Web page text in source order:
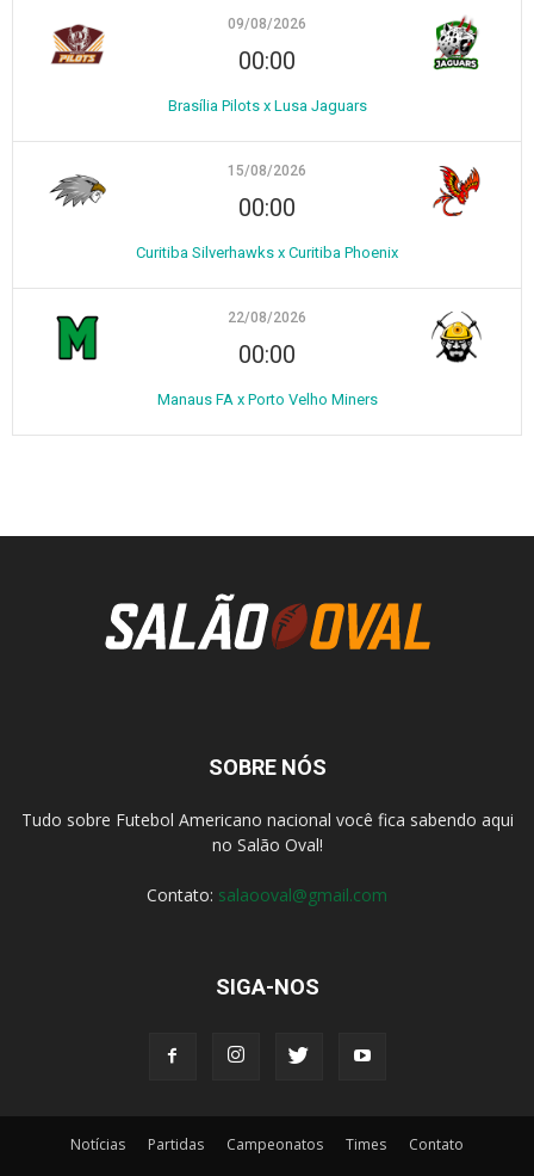
09/08/2026
00:00
Brasília Pilots x Lusa Jaguars
15/08/2026
00:00
Curitiba Silverhawks x Curitiba Phoenix
22/08/2026
00:00
Manaus FA x Porto Velho Miners
SOBRE NÓS
Tudo sobre Futebol Americano nacional você fica sabendo aqui
no Salão Oval!
Contato: salaooval@gmail.com
SIGA-NOS
Notícias Partidas Campeonatos Times Contato